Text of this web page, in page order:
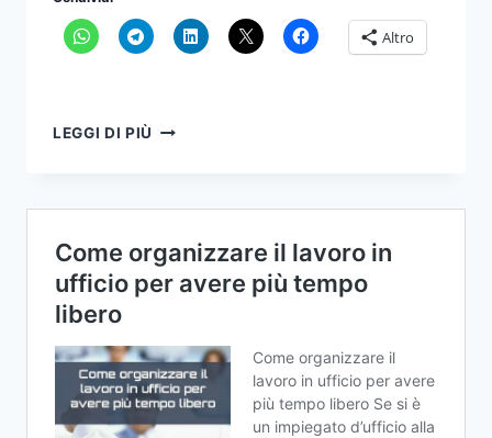
Altro
LEGGI DI PIÙ INTELLIGENZA
MIGLIORARE
L’USO